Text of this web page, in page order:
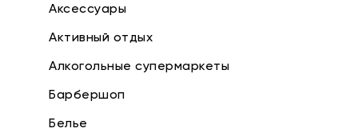
Аксессуары
Активный отдых
Алкогольные супермаркеты
Барбершоп
Белье